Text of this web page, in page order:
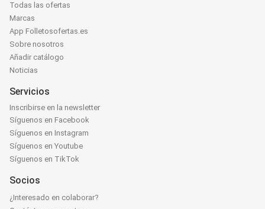
Todas las ofertas
Marcas
App Folletosofertas.es
Sobre nosotros
Añadir catálogo
Noticias
Servicios
Inscribirse en la newsletter
Síguenos en Facebook
Síguenos en Instagram
Síguenos en Youtube
Síguenos en TikTok
Socios
¿Interesado en colaborar?